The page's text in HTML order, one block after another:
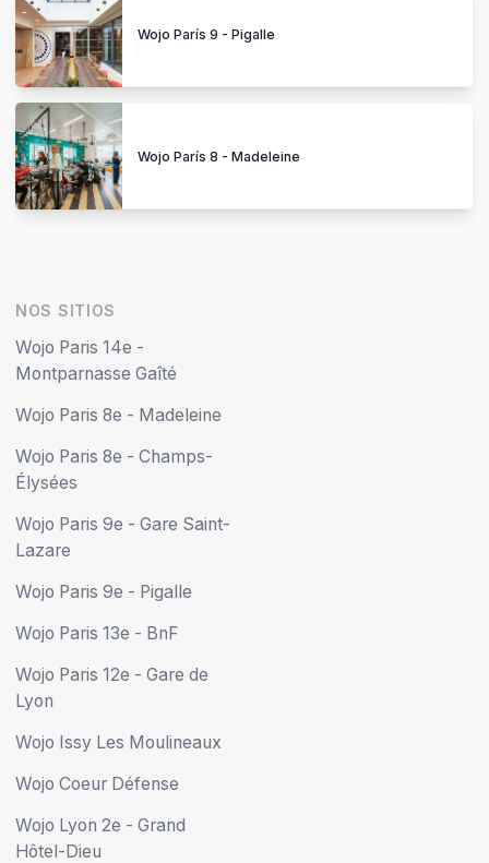
Wojo París 9 - Pigalle
Wojo París 8 - Madeleine
NOS SITIOS
Wojo Paris 14e -
Montparnasse Gaîté
Wojo Paris 8e - Madeleine
Wojo Paris 8e - Champs-
Élysées
Wojo Paris 9e - Gare Saint-
Lazare
Wojo Paris 9e - Pigalle
Wojo Paris 13e - BnF
Wojo Paris 12e - Gare de
Lyon
Wojo Issy Les Moulineaux
Wojo Coeur Défense
Wojo Lyon 2e - Grand
Hôtel-Dieu